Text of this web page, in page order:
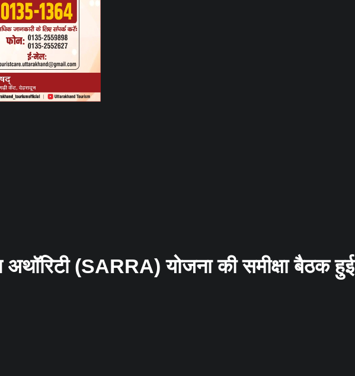
अथॉरिटी (SARRA) योजना की समीक्षा बैठक हुई